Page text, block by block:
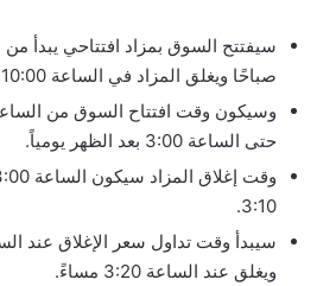
صباحًا ويغلق المزاد في الساعة 10:00 صباحًا.
حتى الساعة 3:00 بعد الظهر يومياً.
3:10.
ويغلق عند الساعة 3:20 مساءً.